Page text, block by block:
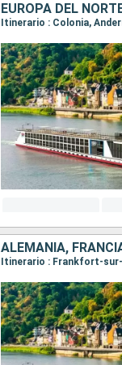
EUROPA DEL
Itinerario : Colonia,
ALEMANIA,